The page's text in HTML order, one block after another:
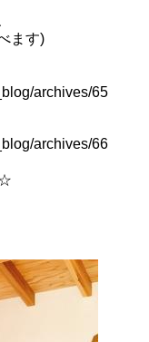
ます)
archives/65
archives/66